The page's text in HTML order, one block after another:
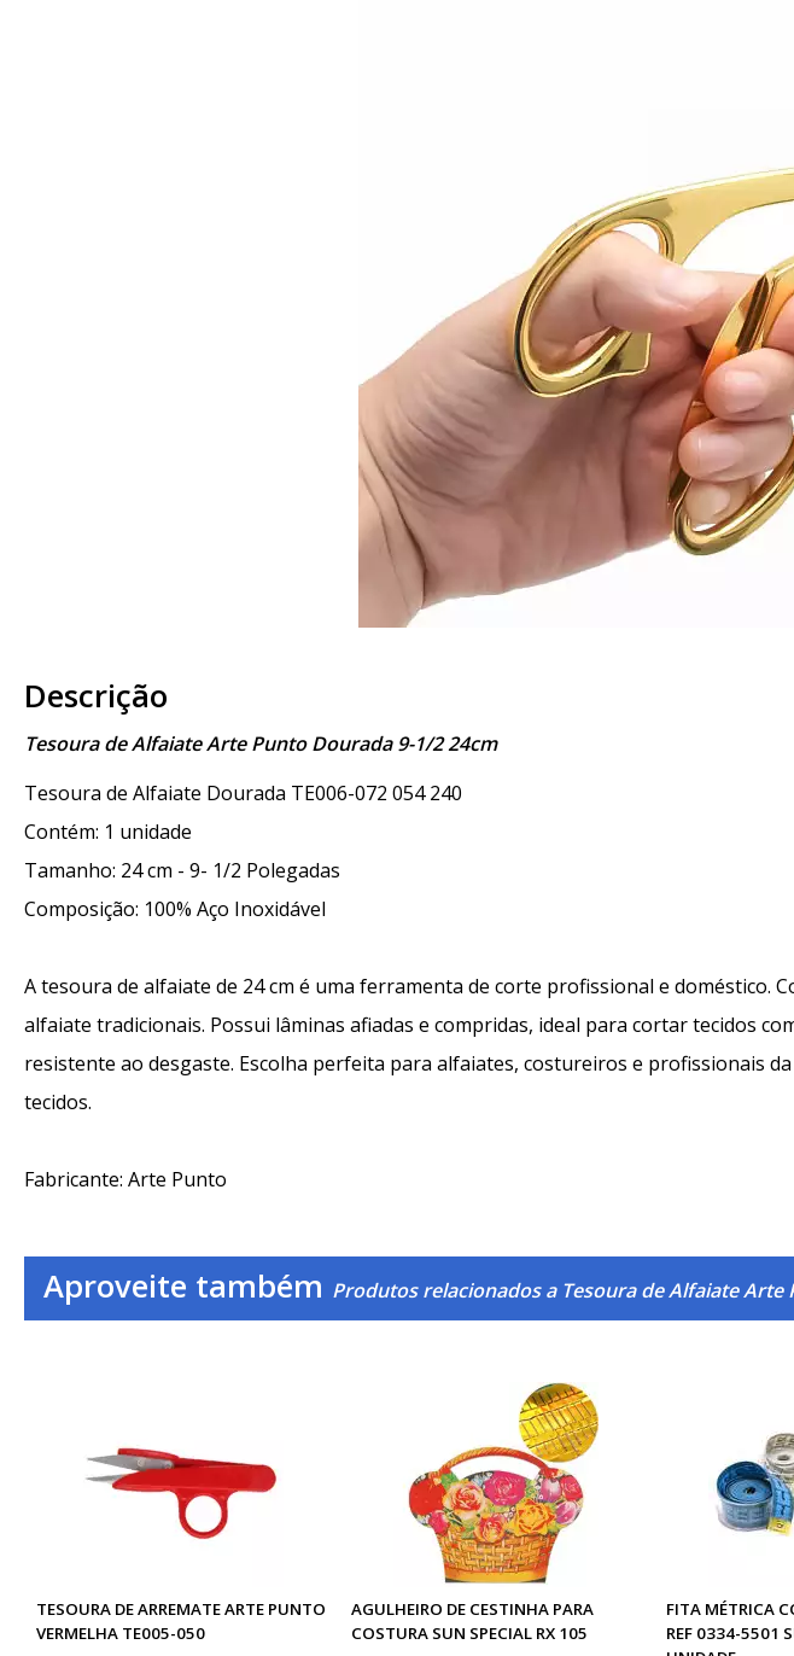
Descrição
Tesoura de Alfaiate Arte Punto Dourada 9-1/2 24cm
Tesoura de Alfaiate Dourada TE006-072 054 240
Contém: 1 unidade
Tamanho: 24 cm - 9- 1/2 Polegadas
Composição: 100% Aço Inoxidável
A tesoura de alfaiate de 24 cm é uma ferramenta de corte profissional e doméstico.
alfaiate tradicionais. Possui lâminas afiadas e compridas, ideal para cortar tecidos
resistente ao desgaste. Escolha perfeita para alfaiates, costureiros e profissionais
tecidos.
Fabricante: Arte Punto
Aproveite também Produtos relacionados a Tesoura de Alfaiate Arte
TESOURA DE ARREMATE ARTE PUNTO
VERMELHA TE005-050
AGULHEIRO DE CESTINHA PARA
COSTURA SUN SPECIAL RX 105
FITA MÉTRICA
REF 0334-5501